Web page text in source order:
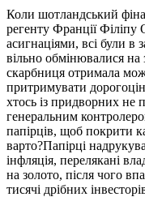
Коли шотландський
регенту Франції Філіпу
асигнаціями, всі були в
вільно обмінювалися на
скарбниця отримала
притримувати
хтось із придворних не
генеральним
папірців, щоб покрити
варто?Папірці
інфляція, перелякані
на золото, після чого
тисячі дрібних